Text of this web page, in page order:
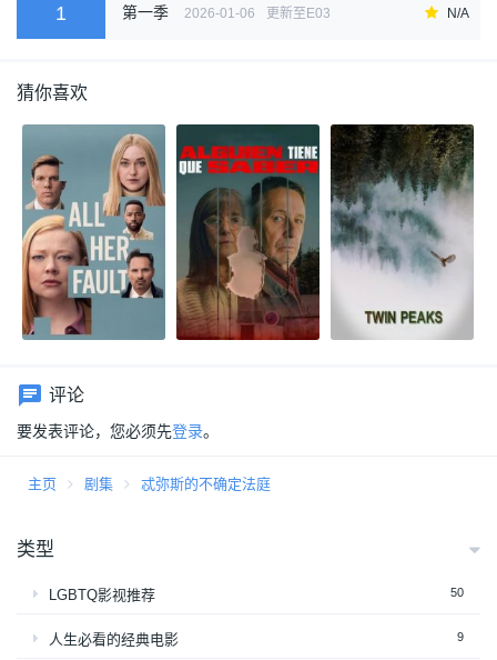
1 第一季 2026-01-06 更新至E03 N/A
猜你喜欢
评论
要发表评论，您必须先登录。
主页 剧集 忒弥斯的不确定法庭
类型
LGBTQ影视推荐 50
人生必看的经典电影 9